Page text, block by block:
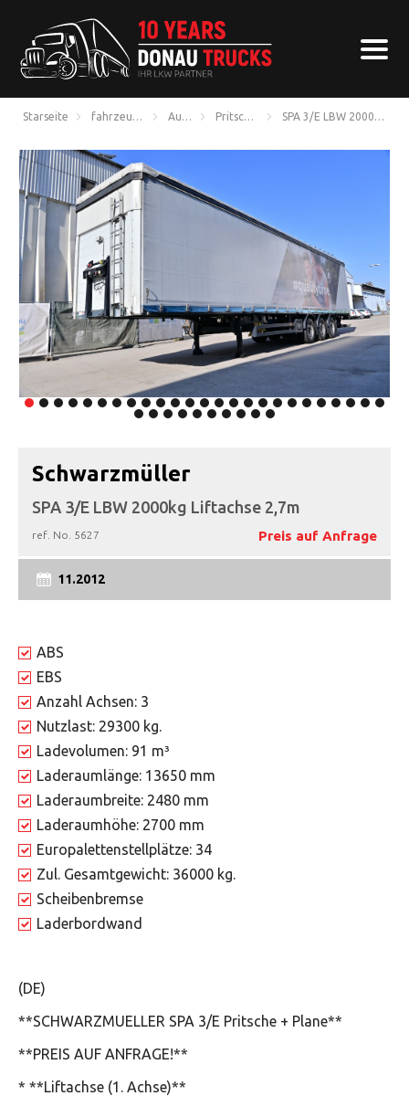
Starseite fahrzeugangeboteAuflieger Pritsche + PlaneSPA 3/E LBW 2000kg
Schwarzmüller
SPA 3/E LBW 2000kg Liftachse 2,7m
ref. No. 5627 Preis auf Anfrage
11.2012
ABS
EBS
Anzahl Achsen: 3
Nutzlast: 29300 kg.
Ladevolumen: 91 m³
Laderaumlänge: 13650 mm
Laderaumbreite: 2480 mm
Laderaumhöhe: 2700 mm
Europalettenstellplätze: 34
Zul. Gesamtgewicht: 36000 kg.
Scheibenbremse
Laderbordwand
(DE)
**SCHWARZMUELLER SPA 3/E Pritsche + Plane**
**PREIS AUF ANFRAGE!**
* **Liftachse (1. Achse)**